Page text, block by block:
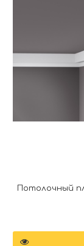
Потолочный